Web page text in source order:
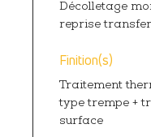
Décolletage
reprise
Finition(s)
Traitement
type trempe +
surface